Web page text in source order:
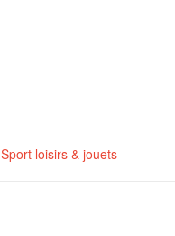
Sport loisirs & jouets